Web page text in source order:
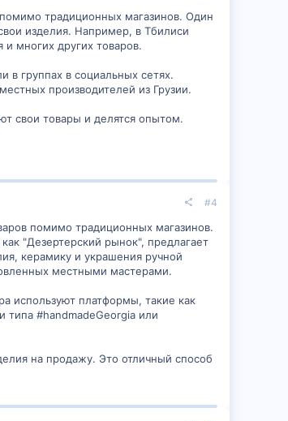
традиционных магазинов. Один
изделия. Например, в Тбилиси
многих других товаров.
в группах в социальных сетях.
производителей из Грузии.
свои товары и делятся опытом.
#4
помимо традиционных магазинов.
"Дезертерский рынок", предлагает
керамику и украшения ручной
местными мастерами.
используют платформы, такие как
типа #handmadeGeorgia или
на продажу. Это отличный способ